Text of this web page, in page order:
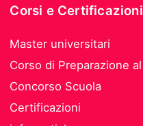
Corsi e Certificazioni
Master universitari
Corso di Preparazione al
Concorso Scuola
Certificazioni